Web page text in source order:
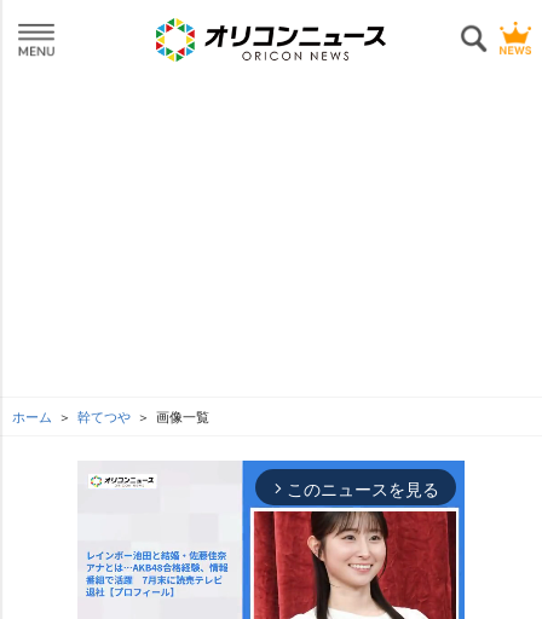
ホーム 幹てつ 画像一覧
arrow_forward_ios このニュースを見る